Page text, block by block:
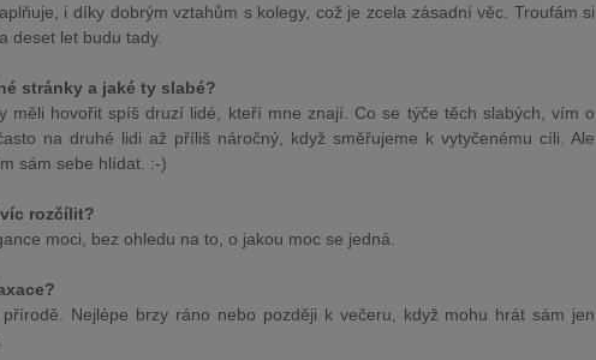
i díky dobrým vztahům s kolegy, což je zcela zásadní věc. Troufám si
deset let budu tady.
stránky a jaké ty slabé?
měli hovořit spíš druzí lidé, kteří mne znají. Co se týče těch slabých, vím o
na druhé lidi až příliš náročný, když směřujeme k vytyčenému cíli. Ale
sám sebe hlídat. :-)
rozčílit?
moci, bez ohledu na to, o jakou moc se jedná.
Nejlépe brzy ráno nebo později k večeru, když mohu hrát sám jen